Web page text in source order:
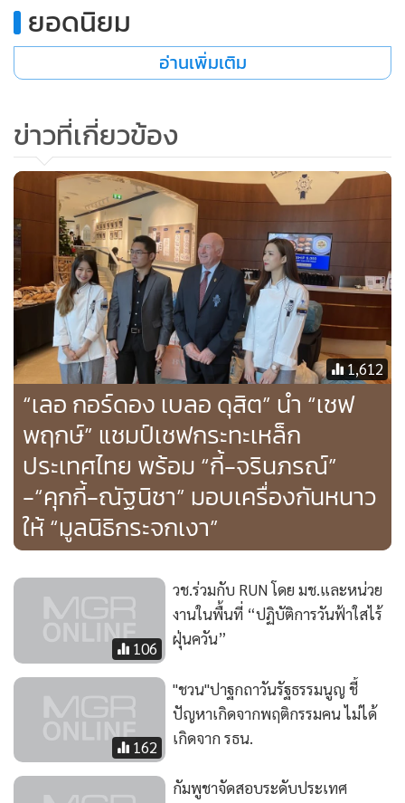
• อินโดจีน
• กองทุนรวม
•
• ญี่ปุ่น
• News1
• Gotomanager
ยอดนิยม
อ่านเพิ่มเติม
ข่าวที่เกี่ยวข้อง
1,612
“เลอ กอร์ดอง เบลอ ดุสิต” นำ “เชฟ
พฤกษ์” แชมป์เชฟกระทะเหล็ก
ประเทศไทย พร้อม “กี้-จรินภรณ์”
-“คุกกี้-ณัฐนิชา” มอบเครื่องกันหนาว
ให้ “มูลนิธิกระจกเงา”
106
วช.ร่วมกับ RUN โดย มช.และหน่วย
งานในพื้นที่ “ปฏิบัติการวันฟ้าใสไร้
ฝุ่นควัน”
162
"ชวน"ปาฐกถาวันรัฐธรรมนูญ ชี้
ปัญหาเกิดจากพฤติกรรมคน ไม่ได้
เกิดจาก รธน.
กัมพูชาจัดสอบระดับประเทศ